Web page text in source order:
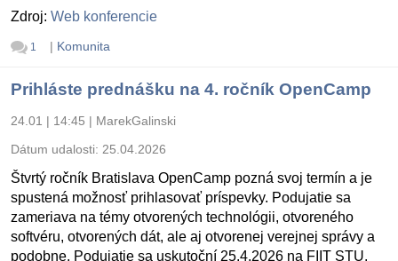
Zdroj: Web konferencie
1 | Komunita
Prihláste prednášku na 4. ročník OpenCamp
24.01 | 14:45 | MarekGalinski
Dátum udalosti: 25.04.2026
Štvrtý ročník Bratislava OpenCamp pozná svoj termín a je
spustená možnosť prihlasovať príspevky. Podujatie sa
zameriava na témy otvorených technológii, otvoreného
softvéru, otvorených dát, ale aj otvorenej verejnej správy a
podobne. Podujatie sa uskutoční 25.4.2026 na FIIT STU.